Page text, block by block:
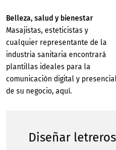
Belleza, salud y bienestar
Masajistas, esteticistas y
cualquier representante de la
industria sanitaria encontrará
plantillas ideales para la
comunicación digital y
de su negocio, aquí.
Diseñar